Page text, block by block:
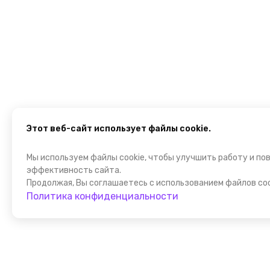
Этот веб-сайт использует файлы cookie.
Мы используем файлы cookie, чтобы улучшить работу и
эффективность сайта.
Продолжая, Вы соглашаетесь с использованием файлов
Политика конфиденциальности